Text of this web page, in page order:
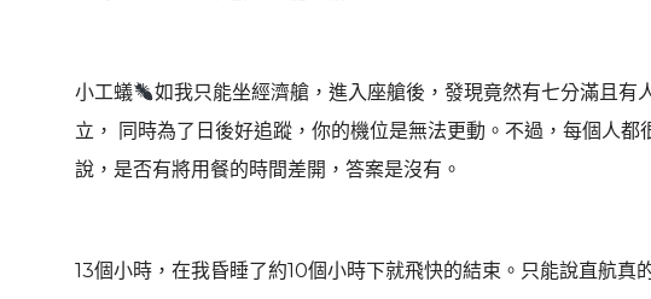
小工蟻
如我只能坐經濟艙，進入座艙後，發現竟然有七分滿且有
立， 同時為了日後好追蹤，你的機位是無法更動。不過，每個人
說，是否有將用餐的時間差開，答案是沒有。
13個小時，在我昏睡了約10個小時下就飛快的結束。只能說直航真